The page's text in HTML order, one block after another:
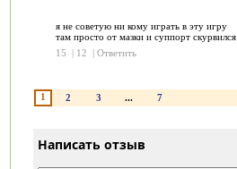
я не советую ни кому играть в эту игру
там просто от мазки и суппорт скурвился
15
| 12 | Ответить
1 2 3 ... 7
Написать отзыв